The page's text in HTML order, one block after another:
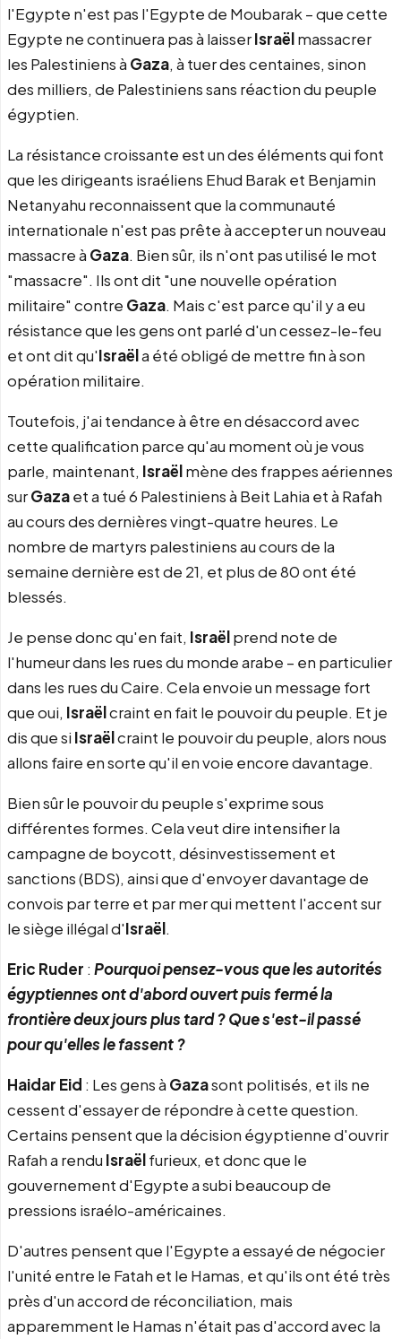
l'Egypte n'est pas l'Egypte de Moubarak – que cette
Egypte ne continuera pas à laisserIsraëlmassacrer
les Palestiniens à Gaza, à tuer des centaines, sinon
des milliers, de Palestiniens sans réaction du peuple
égyptien.
La résistance croissante est un des éléments qui font
que les dirigeants israéliens Ehud Barak et Benjamin
Netanyahu reconnaissent que la communauté
internationale n'est pas prête à accepter un nouveau
massacre à Gaza. Bien sûr, ils n'ont pas utilisé le mot
"massacre". Ils ont dit "une nouvelle opération
militaire" contre Gaza. Mais c'est parce qu'il y a eu
résistance que les gens ont parlé d'un cessez-le-feu
et ont dit qu'Israëla été obligé de mettre fin à son
opération militaire.
Toutefois, j'ai tendance à être en désaccord avec
cette qualification parce qu'au moment où je vous
parle, maintenant, Israëlmène des frappes aériennes
surGazaet a tué 6 Palestiniens à Beit Lahia et à Rafah
au cours des dernières vingt-quatre heures. Le
nombre de martyrs palestiniens au cours de la
semaine dernière est de 21, et plus de 80 ont été
blessés.
Je pense donc qu'en fait, Israëlprend note de
l'humeur dans les rues du monde arabe – en particulier
dans les rues du Caire. Cela envoie un message fort
que oui, Israëlcraint en fait le pouvoir du peuple. Et je
dis que si Israëlcraint le pouvoir du peuple, alors nous
allons faire en sorte qu'il en voie encore davantage.
Bien sûr le pouvoir du peuple s'exprime sous
différentes formes. Cela veut dire intensifier la
campagne de boycott, désinvestissement et
sanctions (BDS), ainsi que d'envoyer davantage de
convois par terre et par mer qui mettent l'accent sur
le siège illégal d'Israël.
Eric Ruder : Pourquoi pensez-vous que les autorités
égyptiennes ont d'abord ouvert puis fermé la
frontière deux jours plus tard ? Que s'est-il passé
pour qu'elles le fassent ?
Haidar Eid : Les gens à Gazasont politisés, et ils ne
cessent d'essayer de répondre à cette question.
Certains pensent que la décision égyptienne d'ouvrir
Rafah a rendu Israëlfurieux, et donc que le
gouvernement d'Egypte a subi beaucoup de
pressions israélo-américaines.
D'autres pensent que l'Egypte a essayé de négocier
l'unité entre le Fatah et le Hamas, et qu'ils ont été très
près d'un accord de réconciliation, mais
apparemment le Hamas n'était pas d'accord avec la